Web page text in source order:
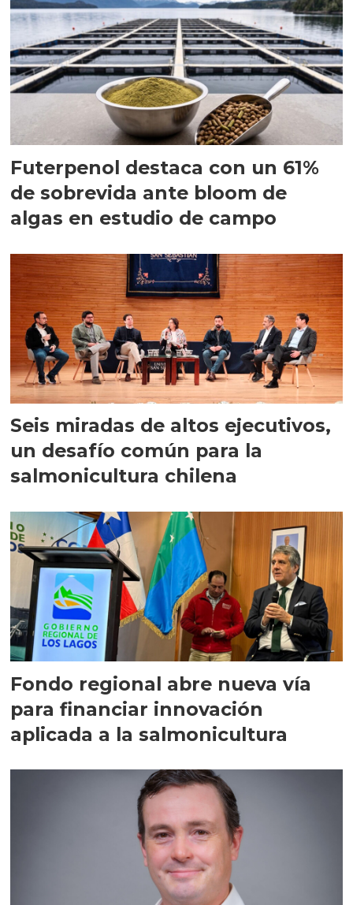
Futerpenol destaca con un 61%
de sobrevida ante bloom de
algas en estudio de campo
Seis miradas de altos ejecutivos,
un desafío común para la
salmonicultura chilena
Fondo regional abre nueva vía
para financiar innovación
aplicada a la salmonicultura